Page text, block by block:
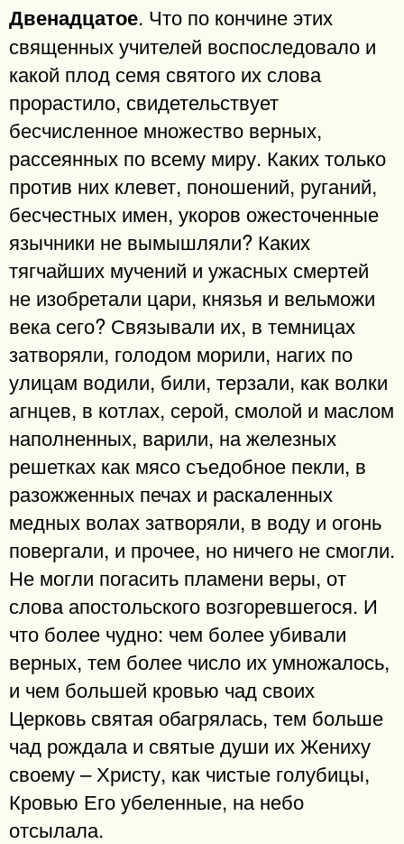
Двенадцатое. Что по кончине этих
священных учителей воспоследовало и
какой плод семя святого их слова
прорастило, свидетельствует
бесчисленное множество верных,
рассеянных по всему миру. Каких только
против них клевет, поношений, руганий,
бесчестных имен, укоров ожесточенные
язычники не вымышляли? Каких
тягчайших мучений и ужасных смертей
не изобретали цари, князья и вельможи
века сего? Связывали их, в темницах
затворяли, голодом морили, нагих по
улицам водили, били, терзали, как волки
агнцев, в котлах, серой, смолой и маслом
наполненных, варили, на железных
решетках как мясо съедобное пекли, в
разожженных печах и раскаленных
медных волах затворяли, в воду и огонь
повергали, и прочее, но ничего не смогли.
Не могли погасить пламени веры, от
слова апостольского возгоревшегося. И
что более чудно: чем более убивали
верных, тем более число их умножалось,
и чем большей кровью чад своих
Церковь святая обагрялась, тем больше
чад рождала и святые души их Жениху
своему – Христу, как чистые голубицы,
Кровью Его убеленные, на небо
отсылала.